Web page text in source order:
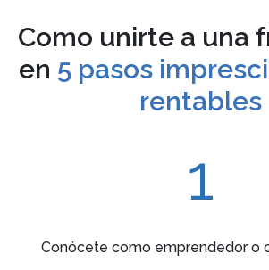
Como unirte a una
en 5 pasos
rentables
1
Conócete como emprendedor o